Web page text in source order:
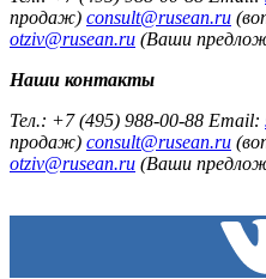
продаж) consult@rusean.ru
otziv@rusean.ru (Ваши
Наши контакты
Тел.: +7 (495) 988-00-88 Email:
продаж) consult@rusean.ru
otziv@rusean.ru (Ваши